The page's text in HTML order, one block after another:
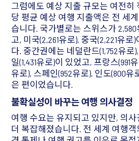
그럼에도 예상 지출 규모는 여전히
당 평균 예상 여행 지출액은 전 세
습니다. 국가별로는 스위스가
고, 미국(2,261유로), 중국(2,221유로
다. 중간권에는 네덜란드(1,752유로
일(1,431유로)이 있었고, 프랑스(991
유로), 스페인(952유로), 인도(800
은 편이었습니다.
불확실성이 바꾸는 여행 의사결정
여행 수요는 유지되고 있지만, 의
더 복잡해졌습니다. 전 세계 여행객